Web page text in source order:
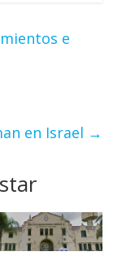
e
en Israel →